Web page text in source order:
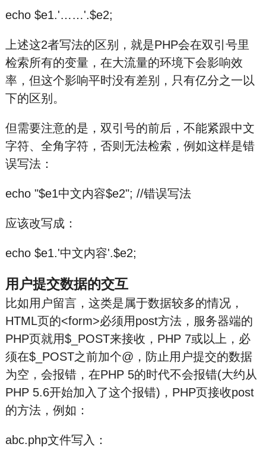
echo $e1.'……'.$e2;
上述这2者写法的区别，就是PHP会在双引号里
检索所有的变量，在大流量的环境下会影响效
率，但这个影响平时没有差别，只有亿分之一以
下的区别。
但需要注意的是，双引号的前后，不能紧跟中文
字符、全角字符，否则无法检索，例如这样是错
误写法：
echo "$e1中文内容$e2"; //错误写法
应该改写成：
echo $e1.'中文内容'.$e2;
用户提交数据的交互
比如用户留言，这类是属于数据较多的情况，
HTML页的<form>必须用post方法，服务器端的
PHP页就用$_POST来接收，PHP 7或以上，必
须在$_POST之前加个@，防止用户提交的数据
为空，会报错，在PHP 5的时代不会报错(大约从
PHP 5.6开始加入了这个报错)，PHP页接收post
的方法，例如：
abc.php文件写入：